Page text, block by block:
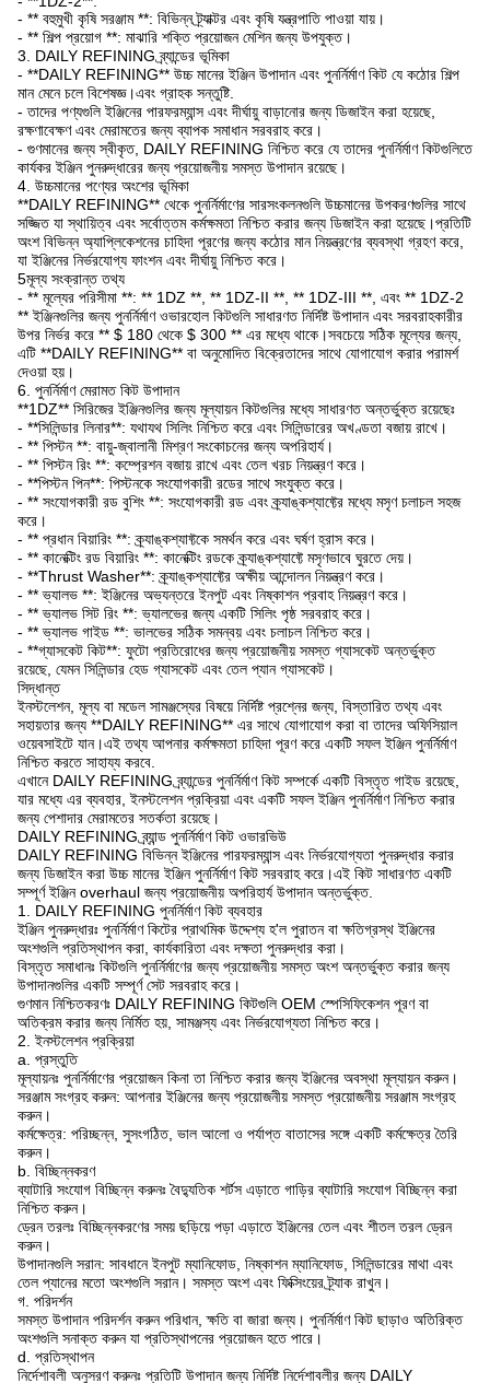
- ** বহুমুখী কৃষি সরঞ্জাম **: বিভিন্ন ট্র্যাক্টর এবং কৃষি যন্ত্রপাতি পাওয়া যায়।
- ** শিল্প প্রয়োগ **: মাঝারি শক্তি প্রয়োজন মেশিন জন্য উপযুক্ত।
3. DAILY REFINING ব্র্যান্ডের ভূমিকা
- **DAILY REFINING** উচ্চ মানের ইঞ্জিন উপাদান এবং পুনর্নির্মাণ কিট যে কঠোর শিল্প
মান মেনে চলে বিশেষজ্ঞ।এবং গ্রাহক সন্তুষ্টি.
- তাদের পণ্যগুলি ইঞ্জিনের পারফরম্যান্স এবং দীর্ঘায়ু বাড়ানোর জন্য ডিজাইন করা হয়েছে,
রক্ষণাবেক্ষণ এবং মেরামতের জন্য ব্যাপক সমাধান সরবরাহ করে।
- গুণমানের জন্য স্বীকৃত, DAILY REFINING নিশ্চিত করে যে তাদের পুনর্নির্মাণ কিটগুলিতে
কার্যকর ইঞ্জিন পুনরুদ্ধারের জন্য প্রয়োজনীয় সমস্ত উপাদান রয়েছে।
4. উচ্চমানের পণ্যের অংশের ভূমিকা
**DAILY REFINING** থেকে পুনর্নির্মাণের সারসংকলনগুলি উচ্চমানের উপকরণগুলির সাথে
সজ্জিত যা স্থায়িত্ব এবং সর্বোত্তম কর্মক্ষমতা নিশ্চিত করার জন্য ডিজাইন করা হয়েছে।প্রতিটি
অংশ বিভিন্ন অ্যাপ্লিকেশনের চাহিদা পূরণের জন্য কঠোর মান নিয়ন্ত্রণের ব্যবস্থা গ্রহণ করে,
যা ইঞ্জিনের নির্ভরযোগ্য ফাংশন এবং দীর্ঘায়ু নিশ্চিত করে।
5মূল্য সংক্রান্ত তথ্য
- ** মূল্যের পরিসীমা **: ** 1DZ **, ** 1DZ-II **, ** 1DZ-III **, এবং ** 1DZ-2
** ইঞ্জিনগুলির জন্য পুনর্নির্মাণ ওভারহোল কিটগুলি সাধারণত নির্দিষ্ট উপাদান এবং সরবরাহকারীর
উপর নির্ভর করে ** $ 180 থেকে $ 300 ** এর মধ্যে থাকে।সবচেয়ে সঠিক মূল্যের জন্য,
এটি **DAILY REFINING** বা অনুমোদিত বিক্রেতাদের সাথে যোগাযোগ করার পরামর্শ
দেওয়া হয়।
6. পুনর্নির্মাণ মেরামত কিট উপাদান
**1DZ** সিরিজের ইঞ্জিনগুলির জন্য মূল্যায়ন কিটগুলির মধ্যে সাধারণত অন্তর্ভুক্ত রয়েছেঃ
- **সিলিন্ডার লিনার**: যথাযথ সিলিং নিশ্চিত করে এবং সিলিন্ডারের অখণ্ডতা বজায় রাখে।
- ** পিস্টন **: বায়ু-জ্বালানী মিশ্রণ সংকোচনের জন্য অপরিহার্য।
- ** পিস্টন রিং **: কম্প্রেশন বজায় রাখে এবং তেল খরচ নিয়ন্ত্রণ করে।
- **পিস্টন পিন**: পিস্টনকে সংযোগকারী রডের সাথে সংযুক্ত করে।
- ** সংযোগকারী রড বুশিং **: সংযোগকারী রড এবং ক্র্যাঙ্কশ্যাফ্টের মধ্যে মসৃণ চলাচল সহজ
করে।
- ** প্রধান বিয়ারিং **: ক্র্যাঙ্কশ্যাফ্টকে সমর্থন করে এবং ঘর্ষণ হ্রাস করে।
- ** কানেক্টিং রড বিয়ারিং **: কানেক্টিং রডকে ক্র্যাঙ্কশ্যাফ্টে মসৃণভাবে ঘুরতে দেয়।
- **Thrust Washer**: ক্র্যাঙ্কশ্যাফ্টের অক্ষীয় আন্দোলন নিয়ন্ত্রণ করে।
- ** ভ্যালভ **: ইঞ্জিনের অভ্যন্তরে ইনপুট এবং নিষ্কাশন প্রবাহ নিয়ন্ত্রণ করে।
- ** ভ্যালভ সিট রিং **: ভ্যালভের জন্য একটি সিলিং পৃষ্ঠ সরবরাহ করে।
- ** ভ্যালভ গাইড **: ভালভের সঠিক সমন্বয় এবং চলাচল নিশ্চিত করে।
- **গ্যাসকেট কিট**: ফুটো প্রতিরোধের জন্য প্রয়োজনীয় সমস্ত গ্যাসকেট অন্তর্ভুক্ত
রয়েছে, যেমন সিলিন্ডার হেড গ্যাসকেট এবং তেল প্যান গ্যাসকেট।
সিদ্ধান্ত
ইনস্টলেশন, মূল্য বা মডেল সামঞ্জস্যের বিষয়ে নির্দিষ্ট প্রশ্নের জন্য, বিস্তারিত তথ্য এবং
সহায়তার জন্য **DAILY REFINING** এর সাথে যোগাযোগ করা বা তাদের অফিসিয়াল
ওয়েবসাইটে যান।এই তথ্য আপনার কর্মক্ষমতা চাহিদা পূরণ করে একটি সফল ইঞ্জিন পুনর্নির্মাণ
নিশ্চিত করতে সাহায্য করবে.
এখানে DAILY REFINING ব্র্যান্ডের পুনর্নির্মাণ কিট সম্পর্কে একটি বিস্তৃত গাইড রয়েছে,
যার মধ্যে এর ব্যবহার, ইনস্টলেশন প্রক্রিয়া এবং একটি সফল ইঞ্জিন পুনর্নির্মাণ নিশ্চিত করার
জন্য পেশাদার মেরামতের সতর্কতা রয়েছে।
DAILY REFINING ব্র্যান্ড পুনর্নির্মাণ কিট ওভারভিউ
DAILY REFINING বিভিন্ন ইঞ্জিনের পারফরম্যান্স এবং নির্ভরযোগ্যতা পুনরুদ্ধার করার
জন্য ডিজাইন করা উচ্চ মানের ইঞ্জিন পুনর্নির্মাণ কিট সরবরাহ করে।এই কিট সাধারণত একটি
সম্পূর্ণ ইঞ্জিন overhaul জন্য প্রয়োজনীয় অপরিহার্য উপাদান অন্তর্ভুক্ত.
1. DAILY REFINING পুনর্নির্মাণ কিট ব্যবহার
ইঞ্জিন পুনরুদ্ধারঃ পুনর্নির্মাণ কিটের প্রাথমিক উদ্দেশ্য হ'ল পুরাতন বা ক্ষতিগ্রস্থ ইঞ্জিনের
অংশগুলি প্রতিস্থাপন করা, কার্যকারিতা এবং দক্ষতা পুনরুদ্ধার করা।
বিস্তৃত সমাধানঃ কিটগুলি পুনর্নির্মাণের জন্য প্রয়োজনীয় সমস্ত অংশ অন্তর্ভুক্ত করার জন্য
উপাদানগুলির একটি সম্পূর্ণ সেট সরবরাহ করে।
গুণমান নিশ্চিতকরণঃ DAILY REFINING কিটগুলি OEM স্পেসিফিকেশন পূরণ বা
অতিক্রম করার জন্য নির্মিত হয়, সামঞ্জস্য এবং নির্ভরযোগ্যতা নিশ্চিত করে।
2. ইনস্টলেশন প্রক্রিয়া
a. প্রস্তুতি
মূল্যায়নঃ পুনর্নির্মাণের প্রয়োজন কিনা তা নিশ্চিত করার জন্য ইঞ্জিনের অবস্থা মূল্যায়ন করুন।
সরঞ্জাম সংগ্রহ করুন: আপনার ইঞ্জিনের জন্য প্রয়োজনীয় সমস্ত প্রয়োজনীয় সরঞ্জাম সংগ্রহ
করুন।
কর্মক্ষেত্র: পরিচ্ছন্ন, সুসংগঠিত, ভাল আলো ও পর্যাপ্ত বাতাসের সঙ্গে একটি কর্মক্ষেত্র তৈরি
করুন।
b. বিচ্ছিন্নকরণ
ব্যাটারি সংযোগ বিচ্ছিন্ন করুনঃ বৈদ্যুতিক শর্টস এড়াতে গাড়ির ব্যাটারি সংযোগ বিচ্ছিন্ন করা
নিশ্চিত করুন।
ড্রেন তরলঃ বিচ্ছিন্নকরণের সময় ছড়িয়ে পড়া এড়াতে ইঞ্জিনের তেল এবং শীতল তরল ড্রেন
করুন।
উপাদানগুলি সরান: সাবধানে ইনপুট ম্যানিফোড, নিষ্কাশন ম্যানিফোড, সিলিন্ডারের মাথা এবং
তেল প্যানের মতো অংশগুলি সরান। সমস্ত অংশ এবং ফিক্সিংয়ের ট্র্যাক রাখুন।
গ. পরিদর্শন
সমস্ত উপাদান পরিদর্শন করুন পরিধান, ক্ষতি বা জারা জন্য। পুনর্নির্মাণ কিট ছাড়াও অতিরিক্ত
অংশগুলি সনাক্ত করুন যা প্রতিস্থাপনের প্রয়োজন হতে পারে।
d. প্রতিস্থাপন
নির্দেশাবলী অনুসরণ করুনঃ প্রতিটি উপাদান জন্য নির্দিষ্ট নির্দেশাবলীর জন্য DAILY